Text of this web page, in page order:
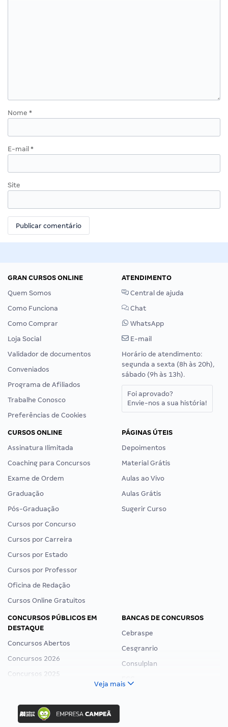
Nome *
E-mail *
Site
GRAN CURSOS ONLINE
Quem Somos
Como Funciona
Como Comprar
Loja Social
Validador de documentos
Conveniados
Programa de Afiliados
Trabalhe Conosco
Preferências de Cookies
ATENDIMENTO
Central de ajuda
Chat
WhatsApp
E-mail
Horário de atendimento:
segunda a sexta (8h às 20h),
sábado (9h às 13h).
Foi aprovado?
Envie-nos a sua história!
CURSOS ONLINE
Assinatura Ilimitada
Coaching para Concursos
Exame de Ordem
Graduação
Pós-Graduação
Cursos por Concurso
Cursos por Carreira
Cursos por Estado
Cursos por Professor
Oficina de Redação
Cursos Online Gratuitos
PÁGINAS ÚTEIS
Depoimentos
Material Grátis
Aulas ao Vivo
Aulas Grátis
Sugerir Curso
CONCURSOS PÚBLICOS EM
DESTAQUE
Concursos Abertos
Concursos 2026
Concursos 2025
Concurso Nacional Unificado
Concurso Ibama
Concurso MPU
BANCAS DE CONCURSOS
Cebraspe
Cesgranrio
Consulplan
Veja mais